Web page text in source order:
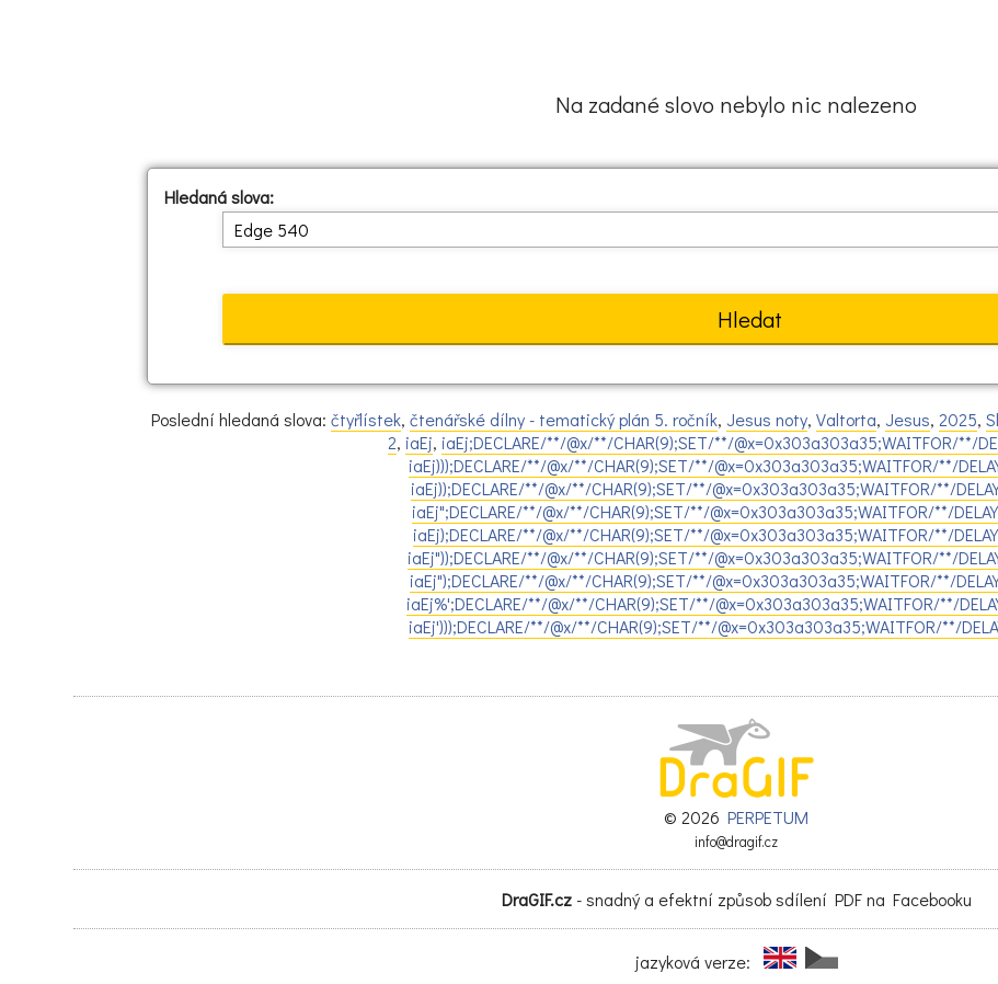
Na zadané slovo nebylo nic nalezeno
Hledaná slova:
Poslední hledaná slova: čtyřlístek, čtenářské dílny - tematický plán 5. ročník, Jesus noty, Valtorta, Jesus, 2025,
2, iaEj, iaEj;DECLARE/**/@x/**/CHAR(9);SET/**/@x=0x303a303a35;WAITFOR/**/
iaEj)));DECLARE/**/@x/**/CHAR(9);SET/**/@x=0x303a303a35;WAITFOR/**/
iaEj));DECLARE/**/@x/**/CHAR(9);SET/**/@x=0x303a303a35;WAITFOR/**/
iaEj";DECLARE/**/@x/**/CHAR(9);SET/**/@x=0x303a303a35;WAITFOR/**/
iaEj);DECLARE/**/@x/**/CHAR(9);SET/**/@x=0x303a303a35;WAITFOR/**/
iaEj"));DECLARE/**/@x/**/CHAR(9);SET/**/@x=0x303a303a35;WAITFOR/**/
iaEj");DECLARE/**/@x/**/CHAR(9);SET/**/@x=0x303a303a35;WAITFOR/**/
iaEj%';DECLARE/**/@x/**/CHAR(9);SET/**/@x=0x303a303a35;WAITFOR/**/
iaEj')));DECLARE/**/@x/**/CHAR(9);SET/**/@x=0x303a303a35;WAITFOR/**/
© 2026 PERPETUM
info@dragif.cz
DraGIF.cz- snadný a efektní způsob sdílení PDF na Facebooku
jazyková verze: